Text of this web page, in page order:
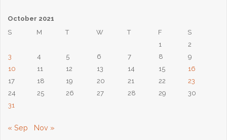
October 2021
S
M T W T F
S
1
2
3
4 5 6 7 8
9
10
11 12 13 14 15
16
17
18 19 20 21 22
23
24
25 26 27 28 29
30
31
« Sep Nov »